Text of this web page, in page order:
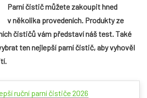
Parní čistič můžete zakoupit hned
v několika provedeních. Produkty ze
čističů vám představí náš test. Také
ten nejlepší parní čistič, aby vyhověl
ruční parní čističe 2026